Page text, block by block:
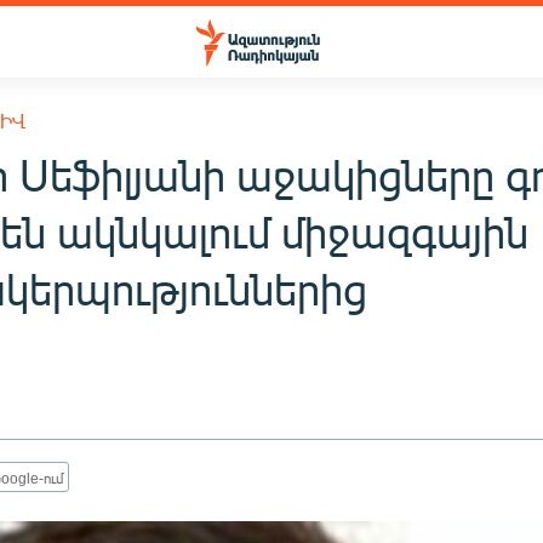
Սեֆիլյանի աջակիցները
են ակնկալում միջազգային
ում